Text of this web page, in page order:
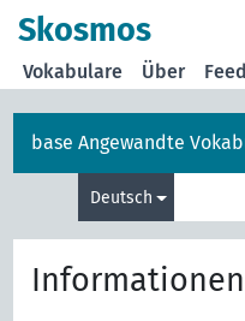
Skosmos
Vokabulare Über
base Angewandte
Deutsch